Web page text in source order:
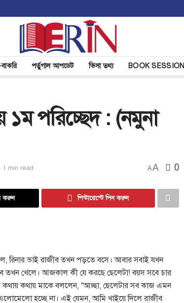
পর্তুগাল আপডেট ভিসা তথ্য BOOK SESSION
১ম পরিচ্ছেদ : (নমুনা
min read AA 0
করুন পিন্টারেস্টে পিন করুন
রিনার ভাই রাজীব তখন পড়তে বসে। আবার সবাই যখন
খেলে। আজকাল কী যে করছে ছেলেটা! বয়স সবে চার
কথায় মাকে বললেন, “আচ্ছা, ছেলেটার সব কাজ এমন
হচ্ছে না। এই যেমন, আমি খাইয়ে দিলে রাজীব